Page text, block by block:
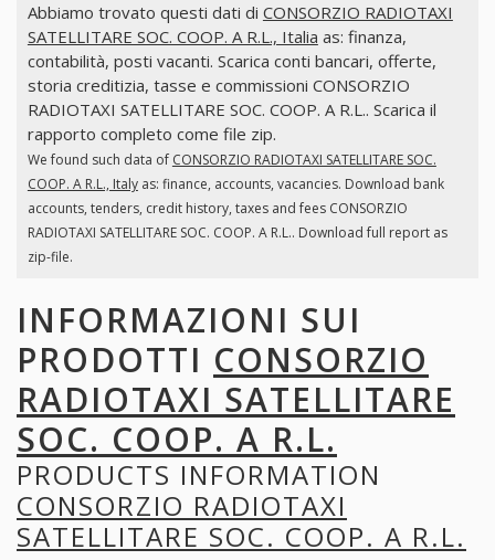
Abbiamo trovato questi dati di CONSORZIO RADIOTAXI
SATELLITARE SOC. COOP. A R.L., Italia as: finanza,
contabilità, posti vacanti. Scarica conti bancari, offerte,
storia creditizia, tasse e commissioni CONSORZIO
RADIOTAXI SATELLITARE SOC. COOP. A R.L.. Scarica il
rapporto completo come file zip.
We found such data of CONSORZIO RADIOTAXI SATELLITARE SOC.
COOP. A R.L., Italyas: finance, accounts, vacancies. Download bank
accounts, tenders, credit history, taxes and fees CONSORZIO
RADIOTAXI SATELLITARE SOC. COOP. A R.L.. Download full report as
zip-file.
INFORMAZIONI SUI
PRODOTTI CONSORZIO
RADIOTAXI SATELLITARE
SOC. COOP. A R.L.
PRODUCTS INFORMATION
CONSORZIO RADIOTAXI
SATELLITARE SOC. COOP. A R.L.